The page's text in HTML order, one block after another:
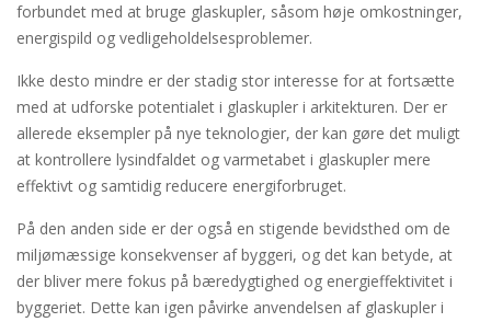
forbundet med at bruge glaskupler, såsom høje omkostninger,
energispild og vedligeholdelsesproblemer.
Ikke desto mindre er der stadig stor interesse for at fortsætte
med at udforske potentialet i glaskupler i arkitekturen. Der er
allerede eksempler på nye teknologier, der kan gøre det muligt
at kontrollere lysindfaldet og varmetabet i glaskupler mere
effektivt og samtidig reducere energiforbruget.
På den anden side er der også en stigende bevidsthed om de
miljømæssige konsekvenser af byggeri, og det kan betyde, at
der bliver mere fokus på bæredygtighed og energieffektivitet i
byggeriet. Dette kan igen påvirke anvendelsen af glaskupler i